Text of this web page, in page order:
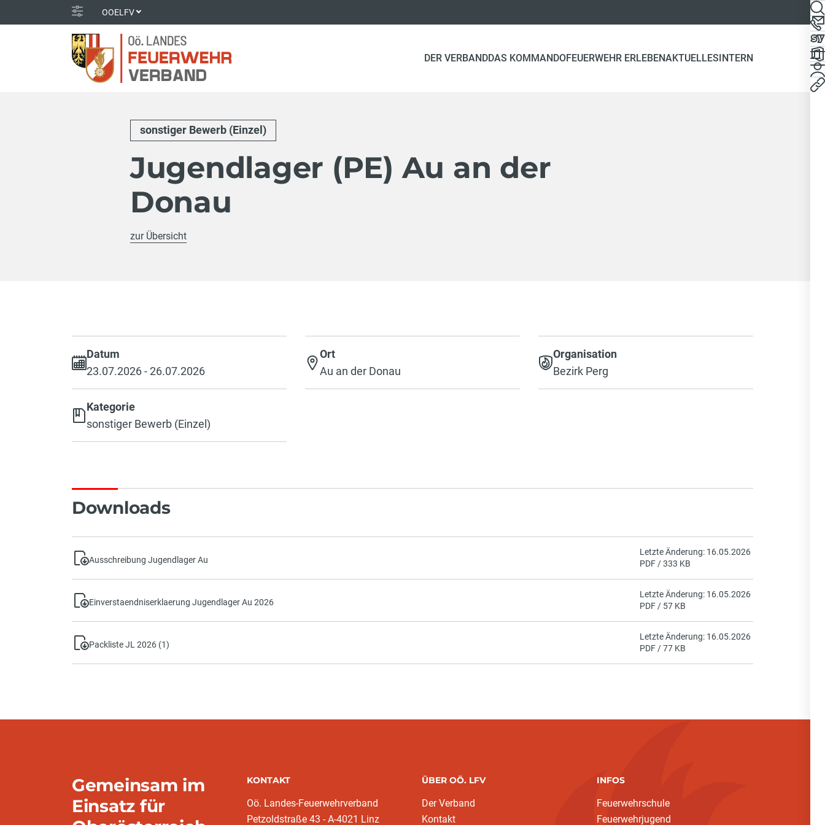
OOELFV
DER VERBANDDAS KOMMANDOFEUERWEHR ERLEBENAKTUELLESINTERN
sonstiger Bewerb (Einzel)
Jugendlager (PE) Au an der
Donau
zur Übersicht
Datum
23.07.2026 - 26.07.2026
Ort
Au an der Donau
Organisation
Bezirk Perg
Kategorie
sonstiger Bewerb (Einzel)
Downloads
Ausschreibung Jugendlager Au
Letzte Änderung: 16.05.2026
PDF / 333 KB
Einverstaendniserklaerung Jugendlager Au 2026
Letzte Änderung: 16.05.2026
PDF / 57 KB
Packliste JL 2026 (1)
Letzte Änderung: 16.05.2026
PDF / 77 KB
Gemeinsam im
Einsatz für
KONTAKT
Oö. Landes-Feuerwehrverband
Petzoldstraße 43 - A-4021 Linz
ÜBER OÖ. LFV
Der Verband
Kontakt
INFOS
Feuerwehrschule
Feuerwehrjugend